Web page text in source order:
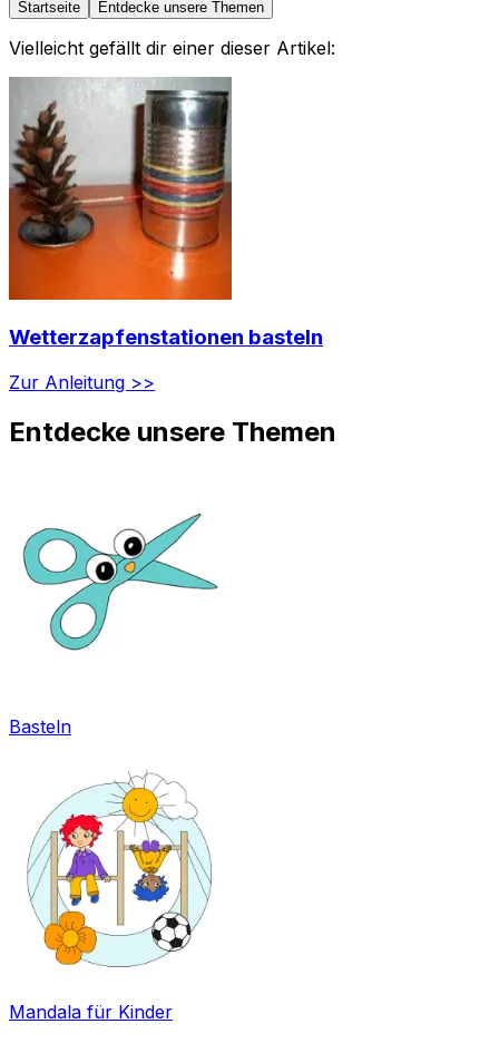
Startseite Entdecke unsere Themen
Vielleicht gefällt dir einer dieser Artikel:
Wetterzapfenstationen basteln
Zur Anleitung >>
Entdecke unsere Themen
Basteln
Mandala für Kinder